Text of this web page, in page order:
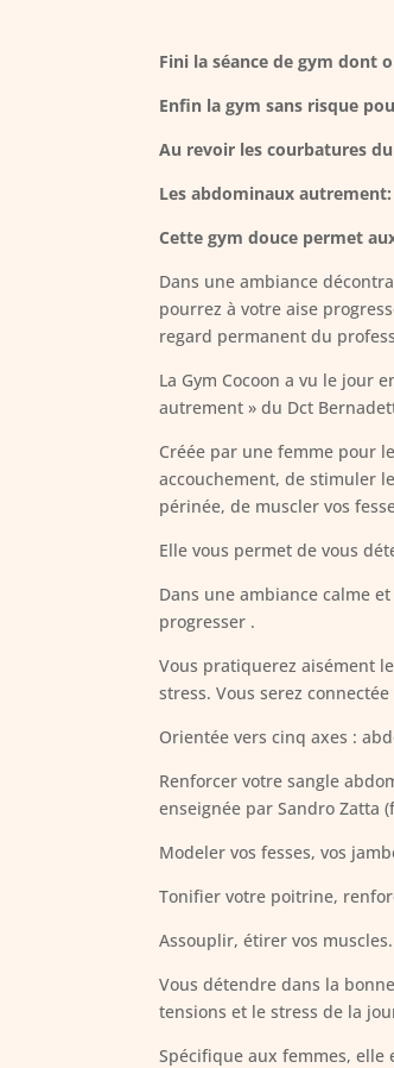
Fini la séance de gym dont
Enfin la gym sans risque
Au revoir les courbatures
Les abdominaux
Cette gym douce permet
Dans une ambiance
pourrez à votre aise
regard permanent du
La Gym Cocoon a vu le jour
autrement » du Dct
Créée par une femme pour
accouchement, de stimuler
périnée, de muscler vos
Elle vous permet de vous
Dans une ambiance calme
progresser .
Vous pratiquerez aisément
stress. Vous serez
Orientée vers cinq axes :
Renforcer votre sangle
enseignée par Sandro Zatta
Modeler vos fesses, vos
Tonifier votre poitrine,
Assouplir, étirer vos muscles.
Vous détendre dans la
tensions et le stress de la
Spécifique aux femmes, elle